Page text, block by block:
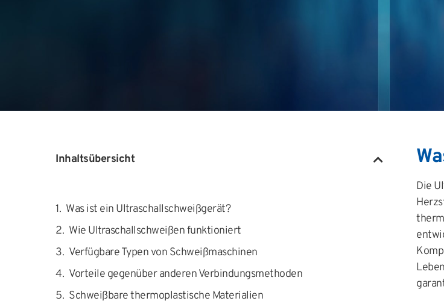
Inhaltsübersicht
Was ist ein Ultraschallschweißgerät?
Wie Ultraschallschweißen funktioniert
Verfügbare Typen von Schweißmaschinen
Vorteile gegenüber anderen Verbindungsmethoden
Schweißbare thermoplastische Materialien
Die